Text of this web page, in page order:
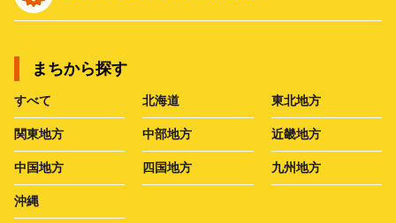
まちから探す
すべて 北海道 東北地方
関東地方 中部地方 近畿地方
中国地方 四国地方 九州地方
沖縄